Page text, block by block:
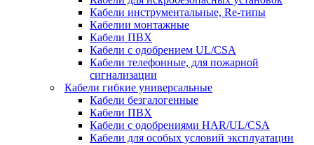
Кабели инструментальные, Re-типы
Кабелии монтажные
Кабели ПВХ
Кабели с одобрением UL/CSA
Кабели телефонные, для пожарной
сигнализации
Кабели гибкие универсальные
Кабели безгалогенные
Кабели ПВХ
Кабели с одобрениями HAR/UL/CSA
Кабели для особых условий эксплуатации